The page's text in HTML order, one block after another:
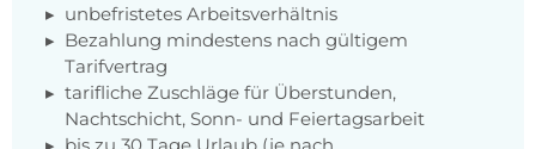
unbefristetes Arbeitsverhältnis
Bezahlung mindestens nach gültigem
Tarifvertrag
tarifliche Zuschläge für Überstunden,
Nachtschicht, Sonn- und Feiertagsarbeit